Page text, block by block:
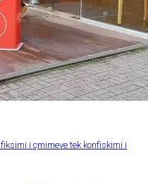
i çmimeve tek konfiskimi i